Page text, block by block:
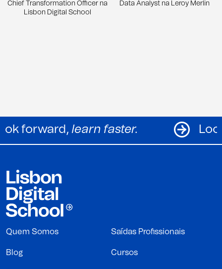
Chief Transformation Officer na
Lisbon Digital School
Data Analyst na Leroy Merlin
Look forward,learn faster.
Quem Somos Saídas Profissionais
Blog Cursos